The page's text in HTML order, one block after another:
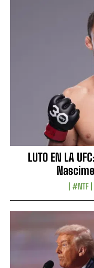
LUTO EN LA
#NTF